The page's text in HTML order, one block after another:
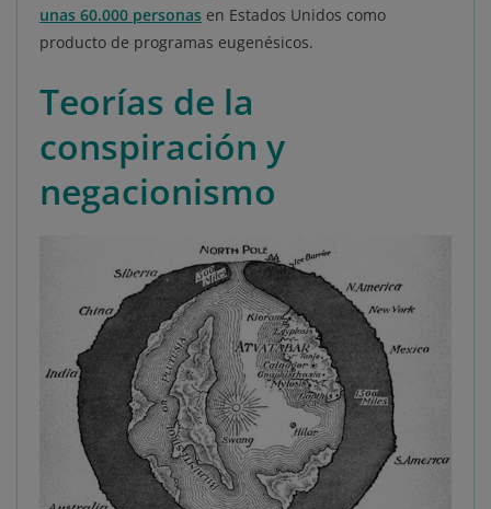
unas 60.000 personas en Estados Unidos como
producto de programas eugenésicos.
Teorías de la
conspiración y
negacionismo